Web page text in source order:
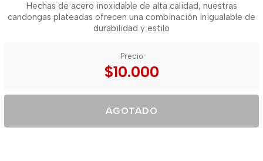
Hechas de acero inoxidable de alta calidad, nuestras
candongas plateadas ofrecen una combinación inigualable de
durabilidad y estilo
Precio
$10.000
AGOTADO